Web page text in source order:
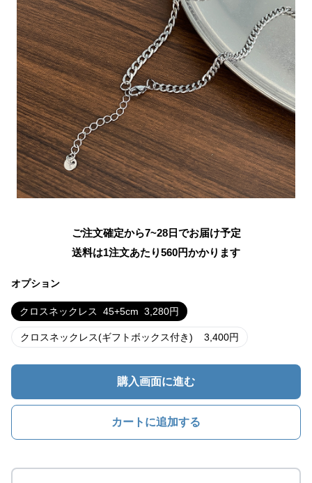
ご注文確定から7~28日でお届け予定
送料は1注文あたり560円かかります
オプション
クロスネックレス 45+5cm 3,280円
クロスネックレス(ギフトボックス付き) 3,400円
購入画面に進む
カートに追加する